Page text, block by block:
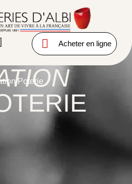
Acheter en ligne
Poterie